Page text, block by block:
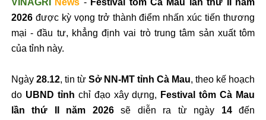
VINAGRI News - Festival tôm Cà Mau lần thứ II năm
2026 được kỳ vọng trở thành điểm nhấn xúc tiến thương
mại - đầu tư, khẳng định vai trò trung tâm sản xuất tôm
của tỉnh này.
Ngày 28.12, tin từ Sở NN-MT tỉnh Cà Mau, theo kế hoạch
do UBND tỉnh chỉ đạo xây dựng, Festival tôm Cà Mau
lần thứ II năm 2026sẽ diễn ra từ ngày 14đến